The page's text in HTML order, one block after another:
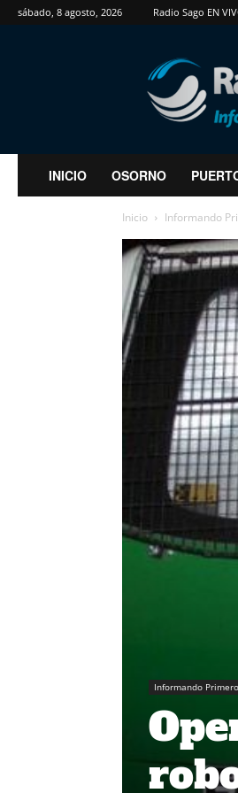
sábado, 8 agosto, 2026 Radio Sago EN
RadioSago
INICIO OSORNO
Inicio Informando
Informando Primero